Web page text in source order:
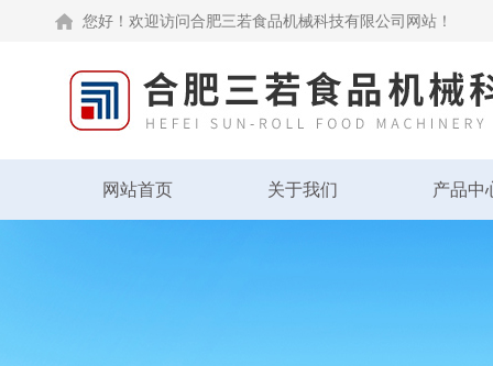
您好！欢迎访问合肥三若食品机械科技有限公司网站！
网站首页 关于我们 产品中